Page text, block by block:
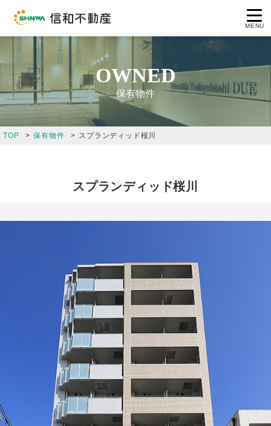
MENU
コンセプト
企業情報
保有物件
OWNED
保有物件
TOP 保有物件 スプランディッド桜川
スプランディッド桜川